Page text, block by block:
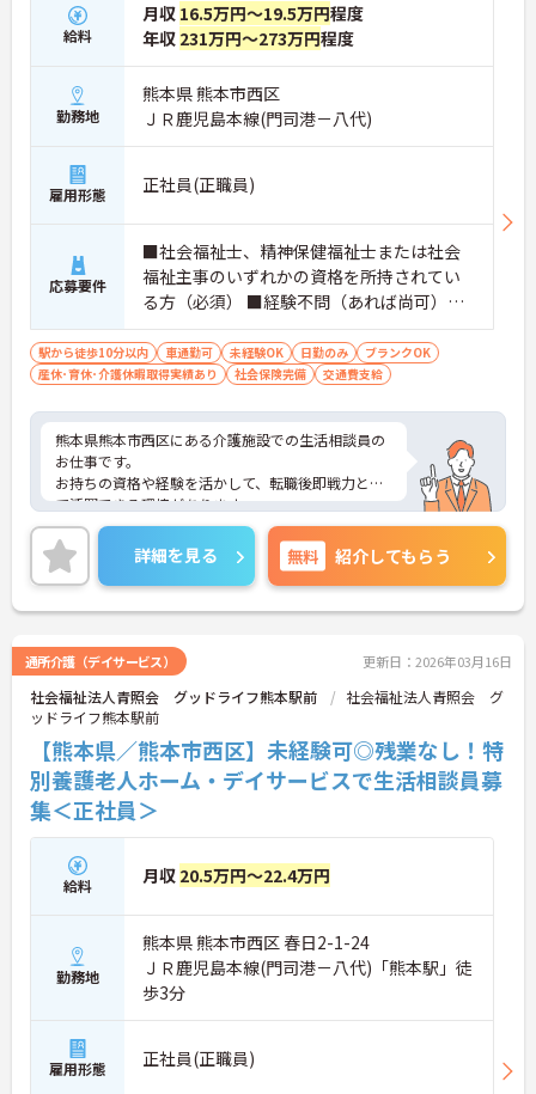
給料
月収 16.5万円～19.5万円程度
年収 231万円～273万円程度
勤務地
熊本県 熊本市西区
ＪＲ鹿児島本線(門司港－八代)
雇用形態 正社員(正職員)
応募要件
■社会福祉士、精神保健福祉士または社会
福祉主事のいずれかの資格を所持されてい
る方（必須） ■経験不問（あれば尚可）※
経験者優遇
駅から徒歩10分以内 車通勤可 未経験OK 日勤のみ
ブランクOK
産休･育休･介護休暇取得実績あり
社会保険完備 交通費支給
熊本県熊本市西区にある介護施設での生活相談員の
お仕事です。
お持ちの資格や経験を活かして、転職後即戦力とし
て活躍できる環境があります。
育児休業、介護休業の取得実績がありますので、ラ
イフステージに応じて長くお仕事を続けていくこと
ができます。
最寄駅より徒歩圏内にくわえて、マイカー通勤も可
能と通勤も便利です♪
さい。更に詳細などお伝えします。
詳細を見る 無料 紹介してもらう
通所介護（デイサービス） 更新日：2026年03月16日
社会福祉法人青照会 グッドライフ熊本駅前
社会福祉法人青照会 グ
ッドライフ熊本駅前
【熊本県／熊本市西区】未経験可◎残業なし！特
別養護老人ホーム・デイサービスで生活相談員募
集＜正社員＞
給料 月収 20.5万円～22.4万円
勤務地
熊本県 熊本市西区 春日2-1-24
ＪＲ鹿児島本線(門司港－八代)「熊本駅」徒
歩3分
雇用形態 正社員(正職員)